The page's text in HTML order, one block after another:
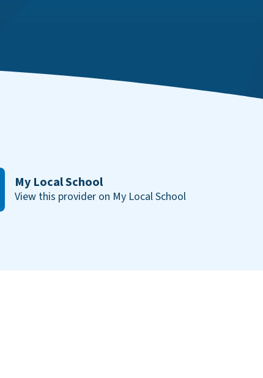
My Local School
View this provider on My Local School